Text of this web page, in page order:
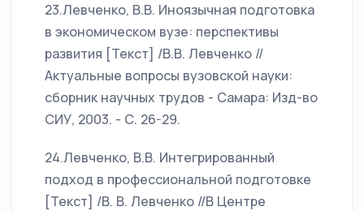
23.Левченко, В.В. Иноязычная подготовка
в экономическом вузе: перспективы
развития [Текст] /В.В. Левченко //
Актуальные вопросы вузовской науки:
сборник научных трудов - Самара: Изд-во
СИУ, 2003. - С. 26-29.
24.Левченко, В.В. Интегрированный
подход в профессиональной подготовке
[Текст] /В. В. Левченко //В Центре